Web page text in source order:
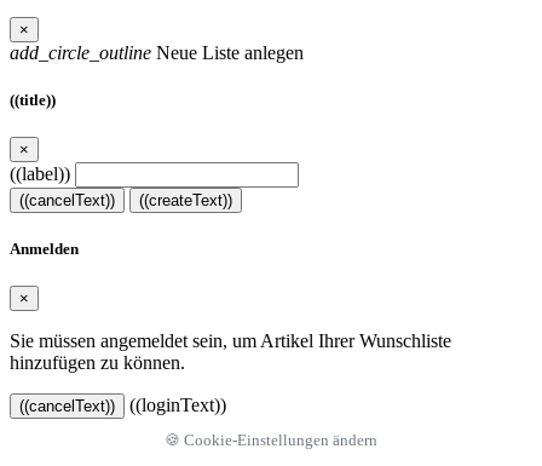
×
add_circle_outline Neue Liste anlegen
((title))
×
((label))
((cancelText)) ((createText))
Anmelden
×
Sie müssen angemeldet sein, um Artikel Ihrer Wunschliste
hinzufügen zu können.
((cancelText)) ((loginText))
🍪 Cookie-Einstellungen ändern